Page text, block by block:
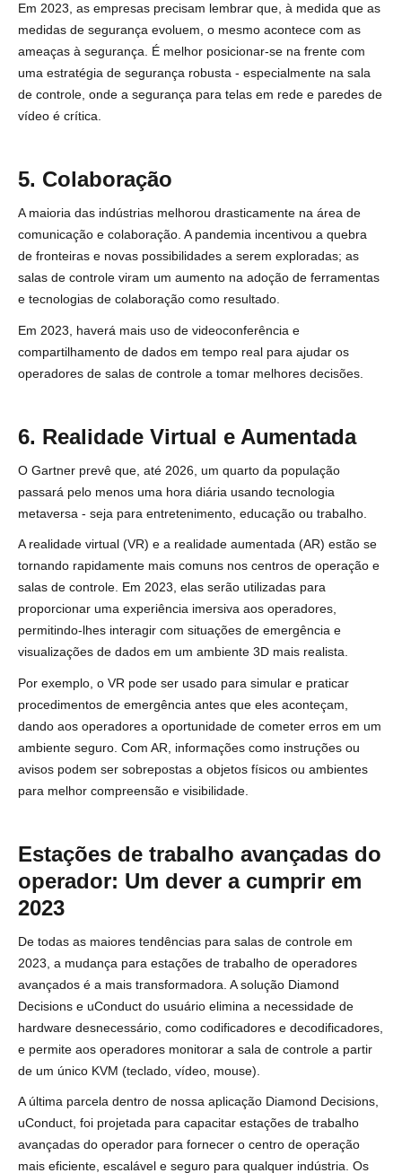
Em 2023, as empresas precisam lembrar que, à medida que as
medidas de segurança evoluem, o mesmo acontece com as
ameaças à segurança. É melhor posicionar-se na frente com
uma estratégia de segurança robusta - especialmente na sala
de controle, onde a segurança para telas em rede e paredes de
vídeo é crítica.
5. Colaboração
A maioria das indústrias melhorou drasticamente na área de
comunicação e colaboração. A pandemia incentivou a quebra
de fronteiras e novas possibilidades a serem exploradas; as
salas de controle viram um aumento na adoção de ferramentas
e tecnologias de colaboração como resultado.
Em 2023, haverá mais uso de videoconferência e
compartilhamento de dados em tempo real para ajudar os
operadores de salas de controle a tomar melhores decisões.
6. Realidade Virtual e Aumentada
O Gartner prevê que, até 2026, um quarto da população
passará pelo menos uma hora diária usando tecnologia
metaversa - seja para entretenimento, educação ou trabalho.
A realidade virtual (VR) e a realidade aumentada (AR) estão se
tornando rapidamente mais comuns nos centros de operação e
salas de controle. Em 2023, elas serão utilizadas para
proporcionar uma experiência imersiva aos operadores,
permitindo-lhes interagir com situações de emergência e
visualizações de dados em um ambiente 3D mais realista.
Por exemplo, o VR pode ser usado para simular e praticar
procedimentos de emergência antes que eles aconteçam,
dando aos operadores a oportunidade de cometer erros em um
ambiente seguro. Com AR, informações como instruções ou
avisos podem ser sobrepostas a objetos físicos ou ambientes
para melhor compreensão e visibilidade.
Estações de trabalho avançadas do
operador: Um dever a cumprir em
2023
De todas as maiores tendências para salas de controle em
2023, a mudança para estações de trabalho de operadores
avançados é a mais transformadora. A solução Diamond
Decisions e uConduct do usuário elimina a necessidade de
hardware desnecessário, como codificadores e decodificadores,
e permite aos operadores monitorar a sala de controle a partir
de um único KVM (teclado, vídeo, mouse).
A última parcela dentro de nossa aplicação Diamond Decisions,
uConduct, foi projetada para capacitar estações de trabalho
avançadas do operador para fornecer o centro de operação
mais eficiente, escalável e seguro para qualquer indústria. Os